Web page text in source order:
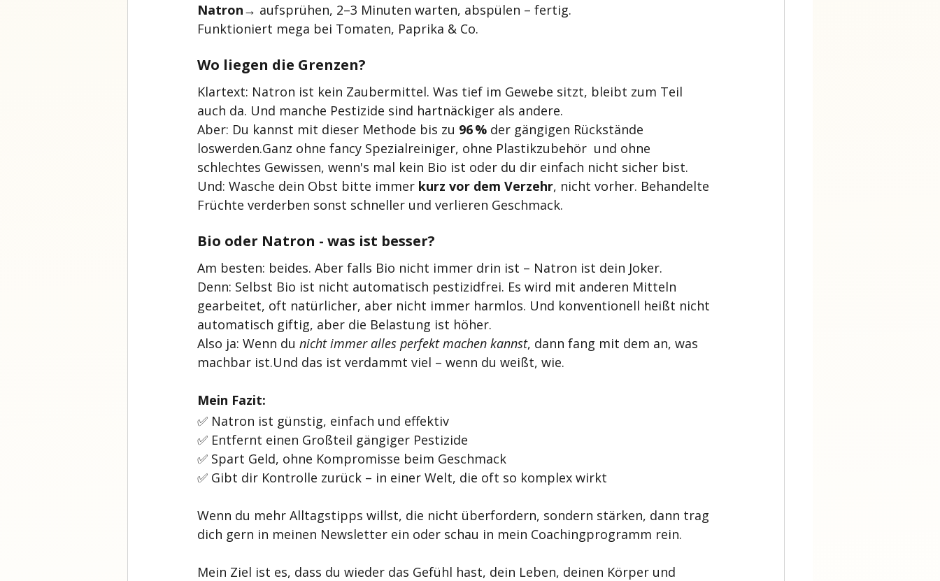
Natron→ aufsprühen, 2–3 Minuten warten, abspülen – fertig.
Funktioniert mega bei Tomaten, Paprika & Co.
Wo liegen die Grenzen?
Klartext: Natron ist kein Zaubermittel. Was tief im Gewebe sitzt, bleibt zum Teil
auch da. Und manche Pestizide sind hartnäckiger als andere.
Aber: Du kannst mit dieser Methode bis zu 96 % der gängigen Rückstände
loswerden.Ganz ohne fancy Spezialreiniger, ohne Plastikzubehör  und ohne
schlechtes Gewissen, wenn's mal kein Bio ist oder du dir einfach nicht sicher bist.
Und: Wasche dein Obst bitte immer kurz vor dem Verzehr, nicht vorher. Behandelte
Früchte verderben sonst schneller und verlieren Geschmack.
Bio oder Natron - was ist besser?
Am besten: beides. Aber falls Bio nicht immer drin ist – Natron ist dein Joker.
Denn: Selbst Bio ist nicht automatisch pestizidfrei. Es wird mit anderen Mitteln
gearbeitet, oft natürlicher, aber nicht immer harmlos. Und konventionell heißt nicht
automatisch giftig, aber die Belastung ist höher.
Also ja: Wenn du nicht immer alles perfekt machen kannst, dann fang mit dem an, was
machbar ist.Und das ist verdammt viel – wenn du weißt, wie.
Mein Fazit:
✅ Natron ist günstig, einfach und effektiv
✅ Entfernt einen Großteil gängiger Pestizide
✅ Spart Geld, ohne Kompromisse beim Geschmack
✅ Gibt dir Kontrolle zurück – in einer Welt, die oft so komplex wirkt
Wenn du mehr Alltagstipps willst, die nicht überfordern, sondern stärken, dann trag
dich gern in meinen Newsletter ein oder schau in mein Coachingprogramm rein.
Mein Ziel ist es, dass du wieder das Gefühl hast, dein Leben, deinen Körper und